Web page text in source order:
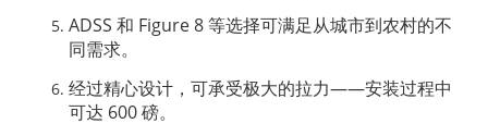
ADSS 和 Figure 8 等选择可满足从城市到农村的不
同需求。
经过精心设计，可承受极大的拉力——安装过程中
可达 600 磅。